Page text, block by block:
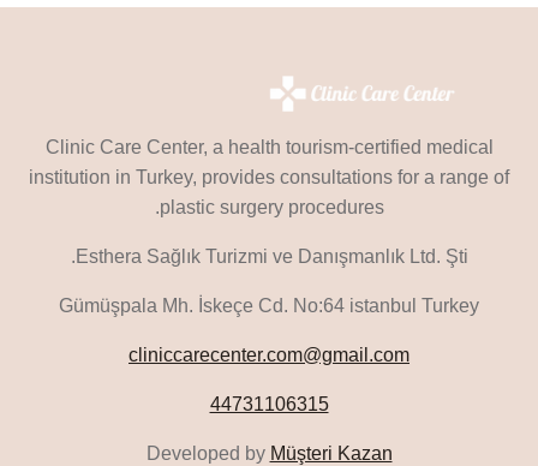
Clinic Care Center, a health tourism-certified medical
institution in Turkey, provides consultations for a range of
plastic surgery procedures.
Esthera Sağlık Turizmi ve Danışmanlık Ltd. Şti.
Gümüşpala Mh. İskeçe Cd. No:64 istanbul Turkey
cliniccarecenter.com@gmail.com
44731106315
Developed by Müşteri Kazan